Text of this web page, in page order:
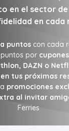
en el sector
en cada
puntos con cada
por
DAZN o
tus próximas
promociones
al invitar
Ferries